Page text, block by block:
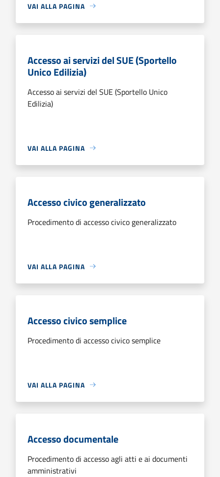
VAI ALLA PAGINA
Accesso ai servizi del SUE (Sportello
Unico Edilizia)
Accesso ai servizi del SUE (Sportello Unico
Edilizia)
VAI ALLA PAGINA
Accesso civico generalizzato
Procedimento di accesso civico generalizzato
VAI ALLA PAGINA
Accesso civico semplice
Procedimento di accesso civico semplice
VAI ALLA PAGINA
Accesso documentale
Procedimento di accesso agli atti e ai documenti
amministrativi